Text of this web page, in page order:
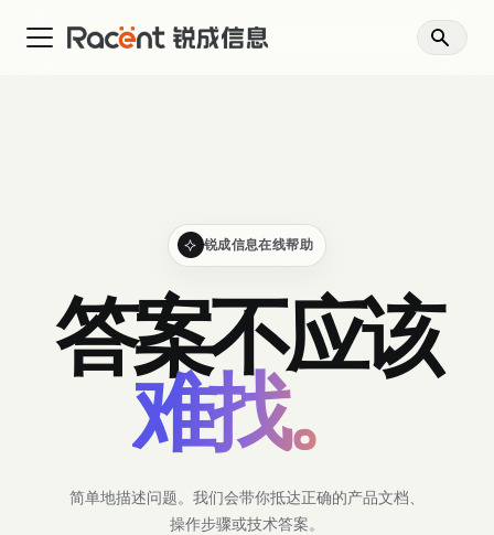
锐成信息在线帮助
答案不应该
难找。
简单地描述问题。我们会带你抵达正确的产品文档、
操作步骤或技术答案。